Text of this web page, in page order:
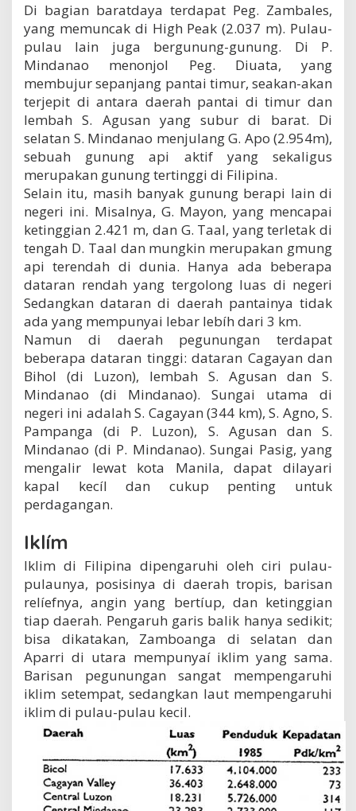
Di bagian baratdaya terdapat Peg. Zambales,
yang memuncak di High Peak (2.037 m). Pulau-
pulau lain juga bergunung-gunung. Di P.
Mindanao menonjol Peg. Diuata, yang
membujur sepanjang pantai timur, seakan-akan
terjepit di antara daerah pantai di timur dan
lembah S. Agusan yang subur di barat. Di
selatan S. Mindanao menjulang G. Apo (2.954m),
sebuah gunung api aktif yang sekaligus
merupakan gunung tertinggi di Filipina.
Selain itu, masih banyak gunung berapi Iain di
negeri ini. Misalnya, G. Mayon, yang mencapai
ketinggian 2.421 m, dan G. Taal, yang terletak di
tengah D. Taal dan mungkin merupakan gmung
api terendah di dunia. Hanya ada beberapa
dataran rendah yang tergolong luas di negeri
Sedangkan dataran di daerah pantainya tidak
ada yang mempunyai lebar lebíh dari 3 km.
Namun di daerah pegunungan terdapat
beberapa dataran tinggi: dataran Cagayan dan
Bihol (di Luzon), lembah S. Agusan dan S.
Mindanao (di Mindanao). Sungai utama di
negeri ini adalah S. Cagayan (344 km), S. Agno, S.
Pampanga (di P. Luzon), S. Agusan dan S.
Mindanao (di P. Mindanao). Sungai Pasig, yang
mengalir lewat kota Manila, dapat dilayari
kapal kecíl dan cukup penting untuk
perdagangan.
Iklím
Iklim di Filipina dipengaruhi oleh ciri pulau-
pulaunya, posisinya di daerah tropis, barisan
relíefnya, angin yang bertíup, dan ketinggian
tiap daerah. Pengaruh garis balik hanya sedikit;
bisa dikatakan, Zamboanga di selatan dan
Aparri di utara mempunyaí iklim yang sama.
Barisan pegunungan sangat mempengaruhi
iklim setempat, sedangkan laut mempengaruhi
iklim di pulau-pulau kecil.